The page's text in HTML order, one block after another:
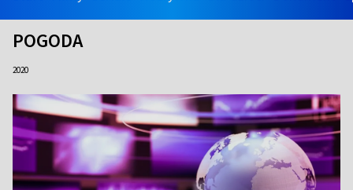
POGODA
2020